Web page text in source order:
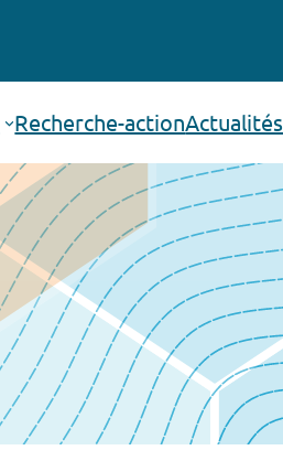
Recherche-actionActualités